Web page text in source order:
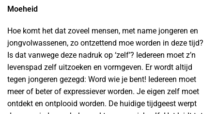
Moeheid
Hoe komt het dat zoveel mensen, met name jongeren en
jongvolwassenen, zo ontzettend moe worden in deze tijd?
Is dat vanwege deze nadruk op ‘zelf’? Iedereen moet z’n
levenspad zelf uitzoeken en vormgeven. Er wordt altijd
tegen jongeren gezegd: Word wie je bent! Iedereen moet
meer of beter of expressiever worden. Je eigen zelf moet
ontdekt en ontplooid worden. De huidige tijdgeest werpt